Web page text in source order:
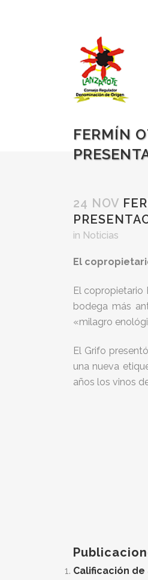
FERMÍN
24 NOV
in Noticias
El
El copropietario
bodega más
«milagro
El Grifo
una nueva
años los vinos
Calificación de